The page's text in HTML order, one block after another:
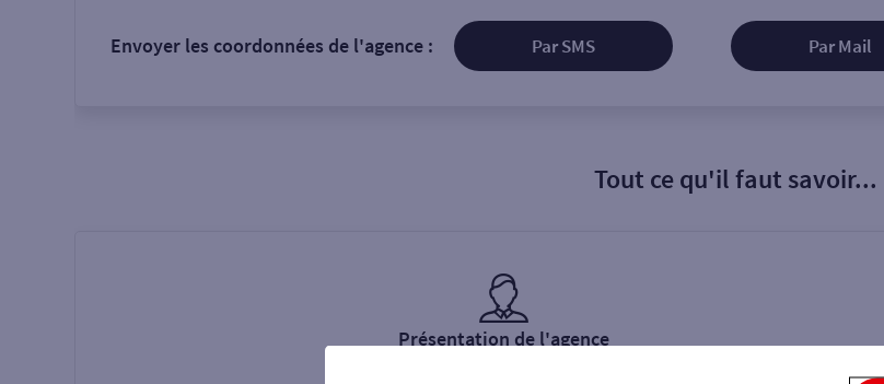
Envoyer les coordonnées de l'agence : Par SMS Par Mail
Tout ce qu'il faut savoir...
Présentation de l'agence